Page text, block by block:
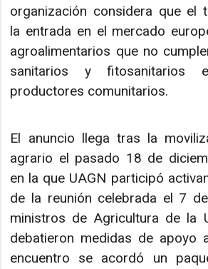
organización considera que el
la entrada en el mercado
agroalimentarios que no
sanitarios y fitosanitarios
productores comunitarios.
El anuncio llega tras la
agrario el pasado 18 de
en la que UAGN participó
de la reunión celebrada el 7
ministros de Agricultura de la
debatieron medidas de apoyo
encuentro se acordó un